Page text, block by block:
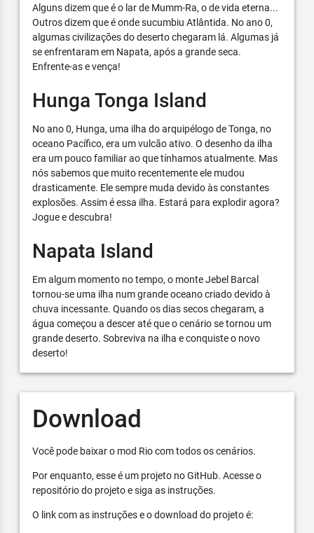
Alguns dizem que é o lar de Mumm-Ra, o de vida eterna...
Outros dizem que é onde sucumbiu Atlântida. No ano 0,
algumas civilizações do deserto chegaram lá. Algumas já
se enfrentaram em Napata, após a grande seca.
Enfrente-as e vença!
Hunga Tonga Island
No ano 0, Hunga, uma ilha do arquipélogo de Tonga, no
oceano Pacífico, era um vulcão ativo. O desenho da ilha
era um pouco familiar ao que tínhamos atualmente. Mas
nós sabemos que muito recentemente ele mudou
drasticamente. Ele sempre muda devido às constantes
explosões. Assim é essa ilha. Estará para explodir agora?
Jogue e descubra!
Napata Island
Em algum momento no tempo, o monte Jebel Barcal
tornou-se uma ilha num grande oceano criado devido à
chuva incessante. Quando os dias secos chegaram, a
água começou a descer até que o cenário se tornou um
grande deserto. Sobreviva na ilha e conquiste o novo
deserto!
Download
Você pode baixar o mod Rio com todos os cenários.
Por enquanto, esse é um projeto no GitHub. Acesse o
repositório do projeto e siga as instruções.
O link com as instruções e o download do projeto é: